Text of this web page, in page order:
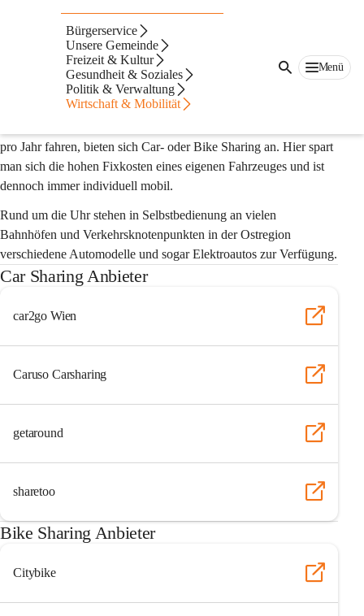
Bürgerservice
Unsere Gemeinde
Freizeit & Kultur
Gesundheit & Soziales
Politik & Verwaltung
Wirtschaft & Mobilität
Menü
Leihvarianten
Information
Für all jene die oft mit den Öffis, dem Fahrrad oder zu Fuß
pro Jahr fahren, bieten sich Car- oder Bike Sharing an. Hier spart
man sich die hohen Fixkosten eines eigenen Fahrzeuges und ist
dennoch immer individuell mobil.
Rund um die Uhr stehen in Selbstbedienung an vielen
Bahnhöfen und Verkehrsknotenpunkten in der Ostregion
verschiedene Automodelle und sogar Elektroautos zur Verfügung.
Car Sharing Anbieter
car2go Wien
Caruso Carsharing
getaround
sharetoo
Bike Sharing Anbieter
Citybike